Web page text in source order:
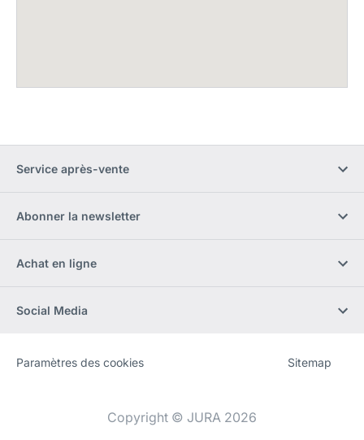
Service après-vente
Abonner la newsletter
Achat en ligne
Social Media
Site
[Website
Paramètres des cookies Sitemap
Copyright © JURA 2026